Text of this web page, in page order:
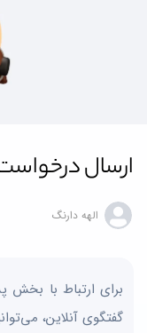
ارسال
الهه دارنگ
برای ارتباط با بخش
گفتگوی آنلاین،